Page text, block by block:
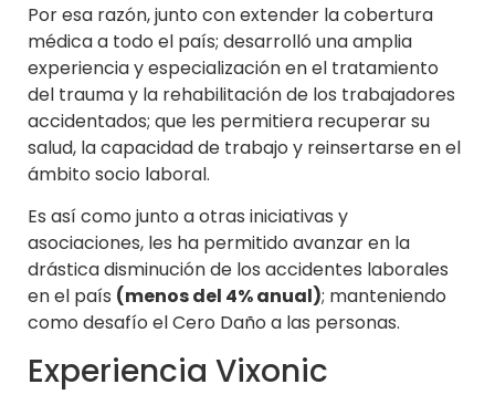
Por esa razón, junto con extender la cobertura
médica a todo el país; desarrolló una amplia
experiencia y especialización en el tratamiento
del trauma y la rehabilitación de los trabajadores
accidentados; que les permitiera recuperar su
salud, la capacidad de trabajo y reinsertarse en el
ámbito socio laboral.
Es así como junto a otras iniciativas y
asociaciones, les ha permitido avanzar en la
drástica disminución de los accidentes laborales
en el país (menos del 4% anual); manteniendo
como desafío el Cero Daño a las personas.
Experiencia Vixonic